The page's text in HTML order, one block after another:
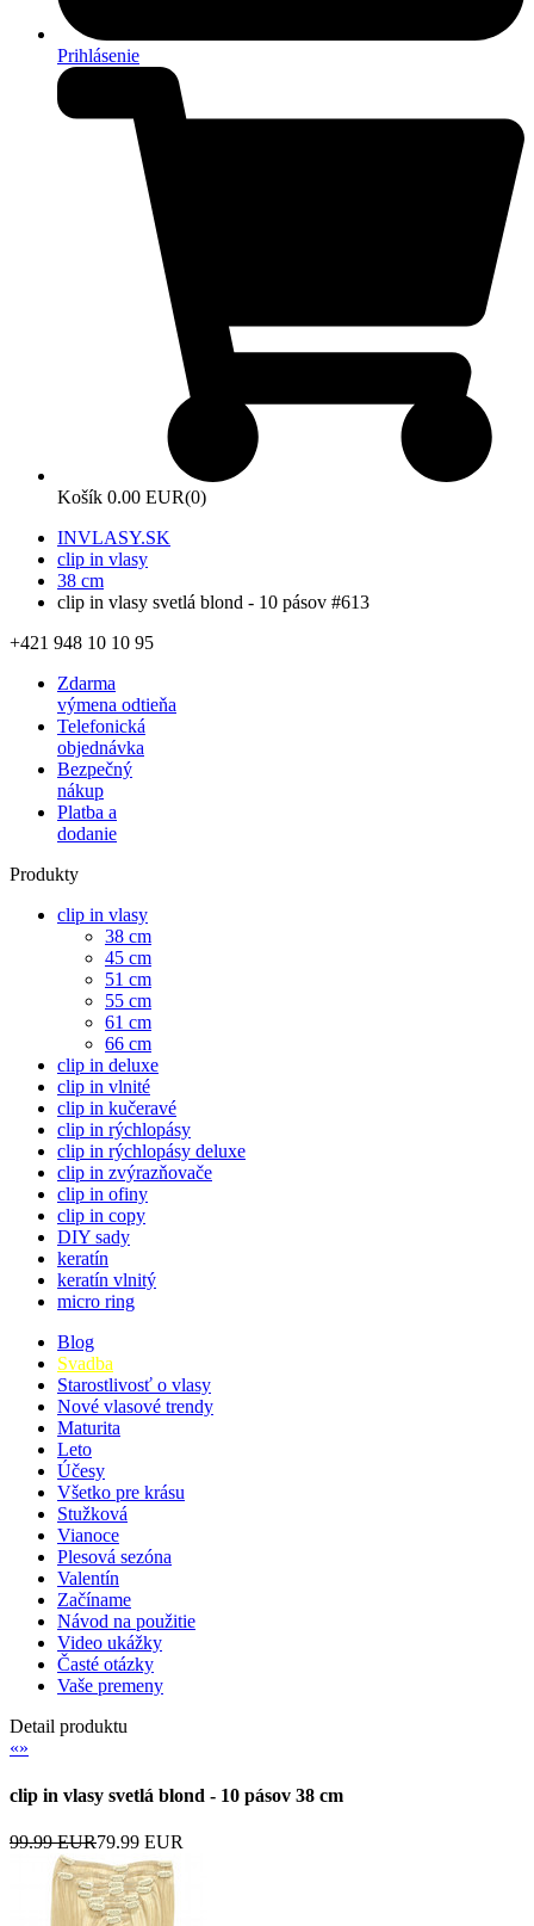
Prihlásenie
Košík 0.00 EUR(0)
INVLASY.SK
clip in vlasy
38 cm
clip in vlasy svetlá blond - 10 pásov #613
+421 948 10 10 95
Zdarma
výmena odtieňa
Telefonická
objednávka
Bezpečný
nákup
Platba a
dodanie
Produkty
clip in vlasy
38 cm
45 cm
51 cm
55 cm
61 cm
66 cm
clip in deluxe
clip in vlnité
clip in kučeravé
clip in rýchlopásy
clip in rýchlopásy deluxe
clip in zvýrazňovače
clip in ofiny
clip in copy
DIY sady
keratín
keratín vlnitý
micro ring
Blog
Svadba
Starostlivosť o vlasy
Nové vlasové trendy
Maturita
Leto
Účesy
Všetko pre krásu
Stužková
Vianoce
Plesová sezóna
Valentín
Začíname
Návod na použitie
Video ukážky
Časté otázky
Vaše premeny
Detail produktu
«»
clip in vlasy svetlá blond - 10 pásov 38 cm
99.99 EUR79.99 EUR